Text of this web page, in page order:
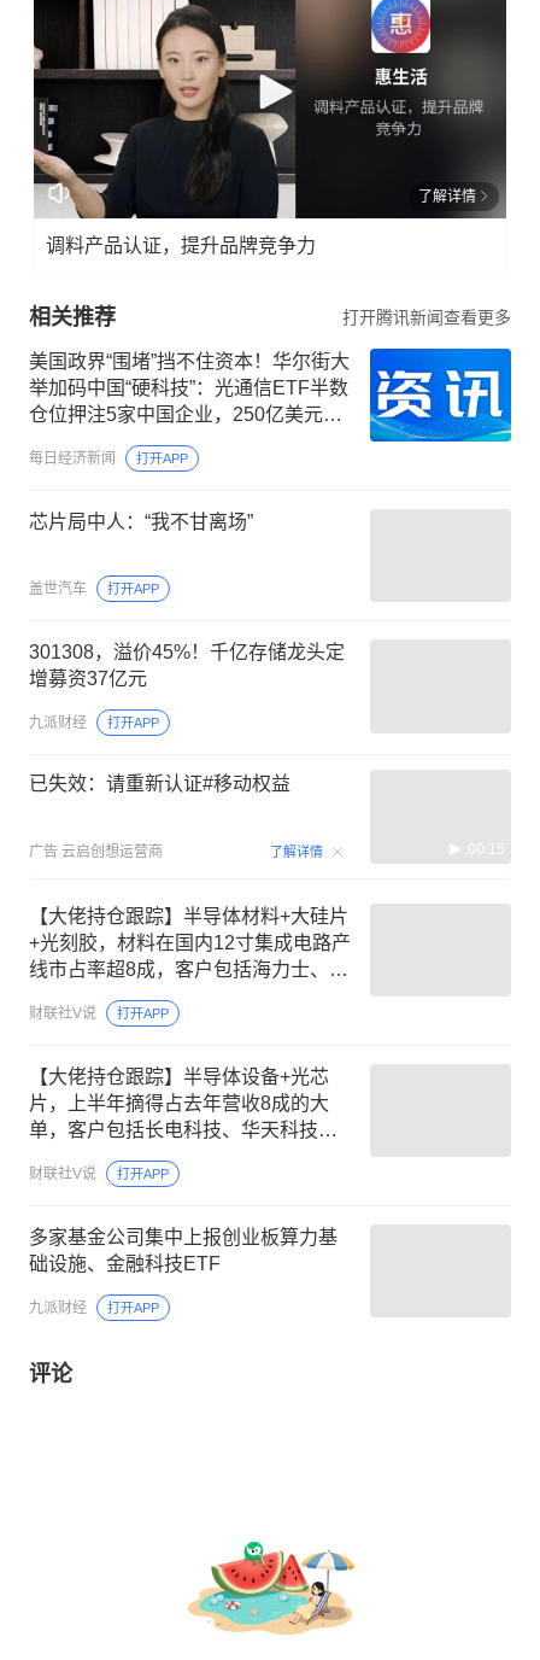
了解详情
调料产品认证，提升品牌竞争力
相关推荐 打开腾讯新闻查看更多
美国政界“围堵”挡不住资本！华尔街大
举加码中国“硬科技”：光通信ETF半数
仓位押注5家中国企业，250亿美元明
星ETF重仓长鑫科技
每日经济新闻 打开APP
芯片局中人：“我不甘离场”
盖世汽车 打开APP
301308，溢价45%！千亿存储龙头定
增募资37亿元
九派财经 打开APP
已失效：请重新认证#移动权益
广告 云启创想运营商 了解详情 00:15
【大佬持仓跟踪】半导体材料+大硅片
+光刻胶，材料在国内12寸集成电路产
线市占率超8成，客户包括海力士、长
江存储等，这家公司间接参股300mm
大硅片领先企业
财联社V说 打开APP
【大佬持仓跟踪】半导体设备+光芯
片，上半年摘得占去年营收8成的大
单，客户包括长电科技、华天科技等
封测厂商，设备发往长江存储进行验
证，这家公司细分设备国内市占率第
财联社V说 打开APP
多家基金公司集中上报创业板算力基
础设施、金融科技ETF
九派财经 打开APP
评论